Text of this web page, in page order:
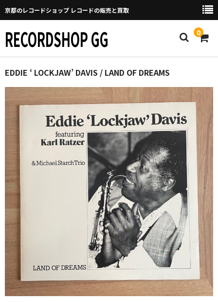
京都のレコードショップ レコードの販売と買取
RECORDSHOP GG 0
Home
マイページ
GGについて
買取について
取り置きなどについて
Categories
New Arrivals
新譜
GG RECORD （当店のレーベル）
JAZZ-US
BLUE NOTE
EDDIE ‘ LOCKJAW’ DAVIS / LAND OF DREAMS